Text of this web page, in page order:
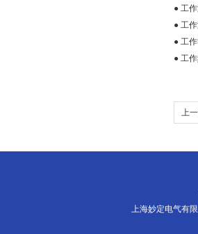
● 工
● 工
● 工
● 工
上一
上海妙定电气有